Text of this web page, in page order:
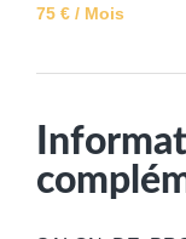
75 € / Mois